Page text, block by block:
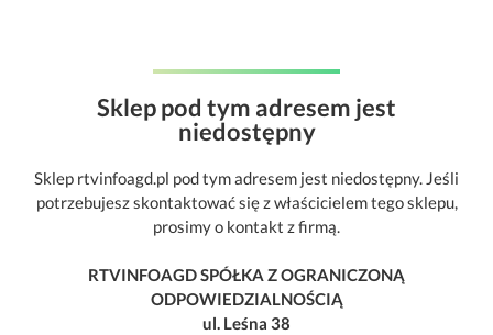
Sklep pod tym adresem jest
niedostępny
Sklep rtvinfoagd.pl pod tym adresem jest niedostępny. Jeśli
potrzebujesz skontaktować się z właścicielem tego sklepu,
prosimy o kontakt z firmą.
RTVINFOAGD SPÓŁKA Z OGRANICZONĄ
ODPOWIEDZIALNOŚCIĄ
ul. Leśna 38